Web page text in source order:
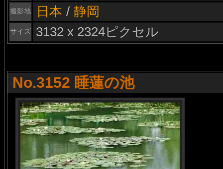
撮影地 日本 / 静岡
サイズ 3132 x 2324ピクセル
No.3152 睡蓮の池